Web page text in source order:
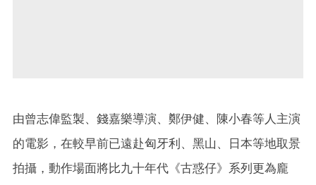
由曾志偉監製、錢嘉樂導演、鄭伊健、陳小春等人主演
的電影，在較早前已遠赴匈牙利、黑山、日本等地取景
拍攝，動作場面將比九十年代《古惑仔》系列更為龐